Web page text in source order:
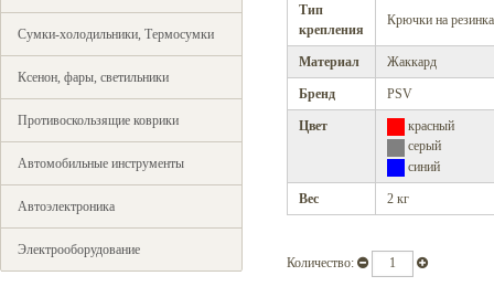
Сумки-холодильники, Термосумки
Ксенон, фары, светильники
Противоскользящие коврики
Автомобильные инструменты
Автоэлектроника
Электрооборудование
Тип
крепления
Крючки на
Материал Жаккард
Бренд PSV
Цвет
красный
серый
синий
Вес 2 кг
Количество: